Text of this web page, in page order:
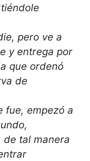
pero ve a
y entrega por
que ordenó
de
fue, empezó a
de tal manera